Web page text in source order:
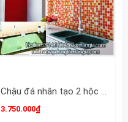
Chậu đá nhân tạo 2 hộc 79x43 x 18.5cm Việt Mỹ S2N
3.750.000₫